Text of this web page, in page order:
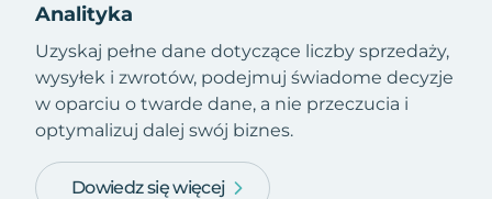
Analityka
Uzyskaj pełne dane dotyczące liczby sprzedaży,
wysyłek i zwrotów, podejmuj świadome decyzje
w oparciu o twarde dane, a nie przeczucia i
optymalizuj dalej swój biznes.
Dowiedz się więcej